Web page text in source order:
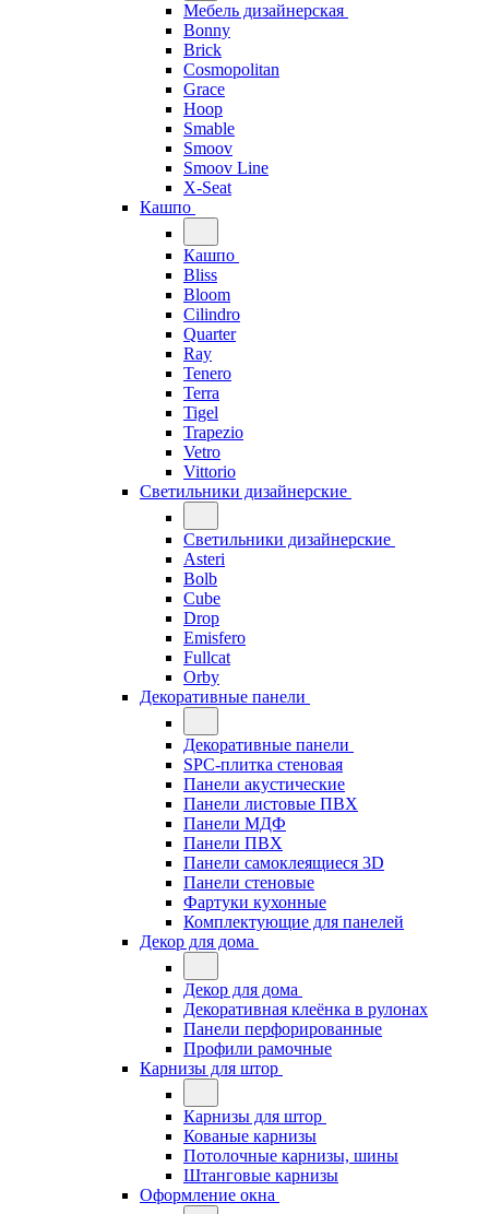
Мебель дизайнерская
Bonny
Brick
Cosmopolitan
Grace
Hoop
Smable
Smoov
Smoov Line
X-Seat
Кашпо
Кашпо
Bliss
Bloom
Cilindro
Quarter
Ray
Tenero
Terra
Tigel
Trapezio
Vetro
Vittorio
Светильники дизайнерские
Светильники дизайнерские
Asteri
Bolb
Cube
Drop
Emisfero
Fullcat
Orby
Декоративные панели
Декоративные панели
SPC-плитка стеновая
Панели акустические
Панели листовые ПВХ
Панели МДФ
Панели ПВХ
Панели самоклеящиеся 3D
Панели стеновые
Фартуки кухонные
Комплектующие для панелей
Декор для дома
Декор для дома
Декоративная клеёнка в рулонах
Панели перфорированные
Профили рамочные
Карнизы для штор
Карнизы для штор
Кованые карнизы
Потолочные карнизы, шины
Штанговые карнизы
Оформление окна